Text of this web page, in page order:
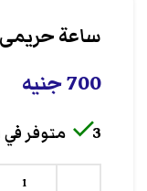
ساعة
700جنيه
3 متوفر في المخزون